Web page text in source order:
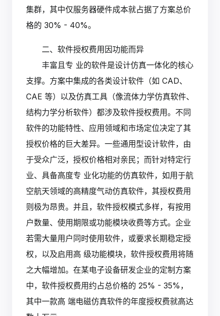
集群，其中仅服务器硬件成本就占据了方案总价
格的 30% - 40%。
二、软件授权费用因功能而异
丰富且专 业的软件是设计仿真一体化的核心
支撑。方案中集成的各类设计软件（如 CAD、
CAE 等）以及仿真工具（像流体力学仿真软件、
结构力学分析软件）都涉及软件授权费用。不同
软件的功能特性、应用领域和市场定位决定了其
授权价格的巨大差异。一些通用型设计软件，由
于受众广泛，授权价格相对亲民；而针对特定行
业、具备高度专 业化功能的仿真软件，如用于航
空航天领域的高精度气动仿真软件，其授权费用
则极为昂贵。并且，软件授权模式多样，有按用
户数量、使用期限或功能模块收费等方式。企业
若需大量用户同时使用软件，或要求长期稳定授
权，以及启用高 级功能模块，软件授权费用将随
之大幅增加。在某电子设备研发企业的定制方案
中，软件授权费用约占总价格的 25% - 35%，
其中一款高 端电磁仿真软件的年度授权费就高达